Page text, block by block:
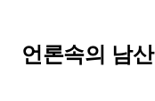
언론속의 남산